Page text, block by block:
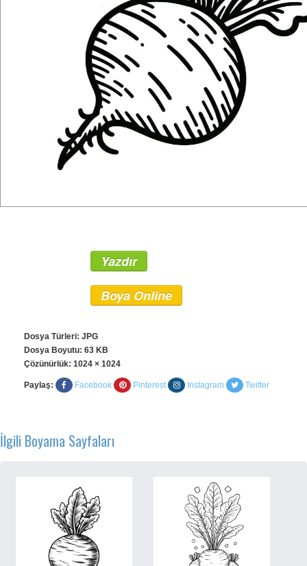
Yazdır
Boya Online
Dosya Türleri: JPG
Dosya Boyutu: 63 KB
Çözünürlük: 1024 × 1024
Paylaş: Facebook Pinterest Instagram Twitter
İlgili Boyama Sayfaları